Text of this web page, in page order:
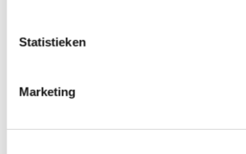
Statistieken
Marketing